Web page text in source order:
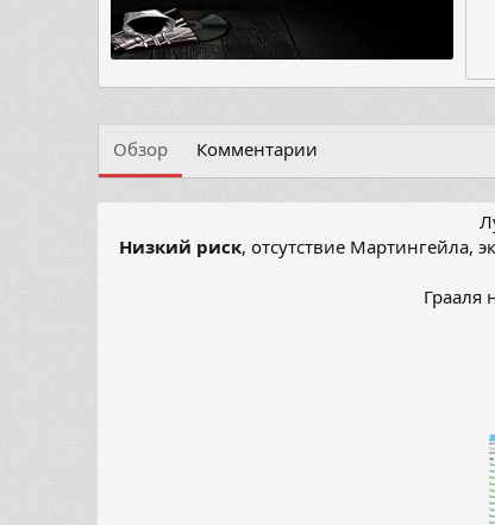
Обзор Комментарии
Низкий риск, отсутствие Мартингейла,
Грааля